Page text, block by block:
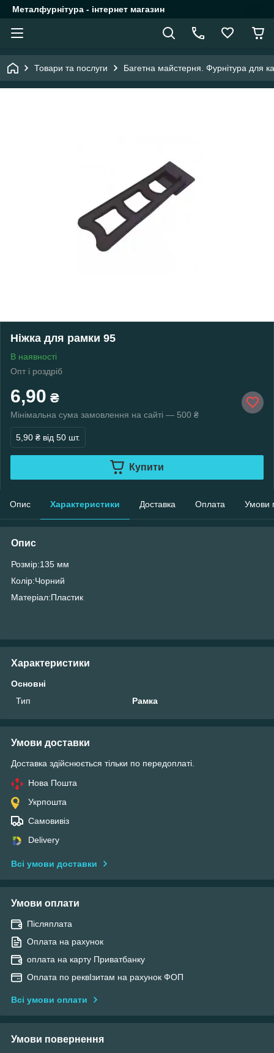
Металфурнітура - інтернет магазин
Товари та послуги Багетна майстерня. Фурнітура для
Ніжка для рамки 95
В наявності
Опт і роздріб
6,90 ₴
Мінімальна сума замовлення на сайті — 500 ₴
5,90 ₴ від 50 шт.
Купити
Опис Характеристики Доставка Оплата Умови
Опис
Розмір:135 мм
Колір:Чорний
Матеріал:Пластик
Характеристики
Основні
Тип
Рамка
Умови доставки
Доставка здійснюється тільки по передоплаті.
Нова Пошта
Укрпошта
Самовивіз
Delivery
Всі умови доставки
Умови оплати
Післяплата
Оплата на рахунок
оплата на карту Приватбанку
Оплата по реквІзитам на рахунок ФОП
Всі умови оплати
Умови повернення